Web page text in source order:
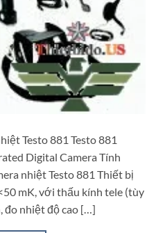
Testo 881 Testo 881
Digital Camera Tính
nhiệt Testo 881 Thiết bị
mK, với thấu kính tele (tùy
đo nhiệt độ cao […]